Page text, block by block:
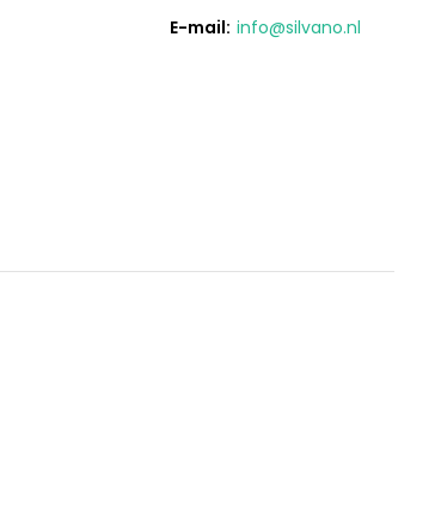
E-mail: info@silvano.nl